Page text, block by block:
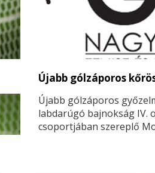
Újabb gólzáporos
Újabb gólzáporos
labdarúgó bajnokság IV.
csoportjában szereplő